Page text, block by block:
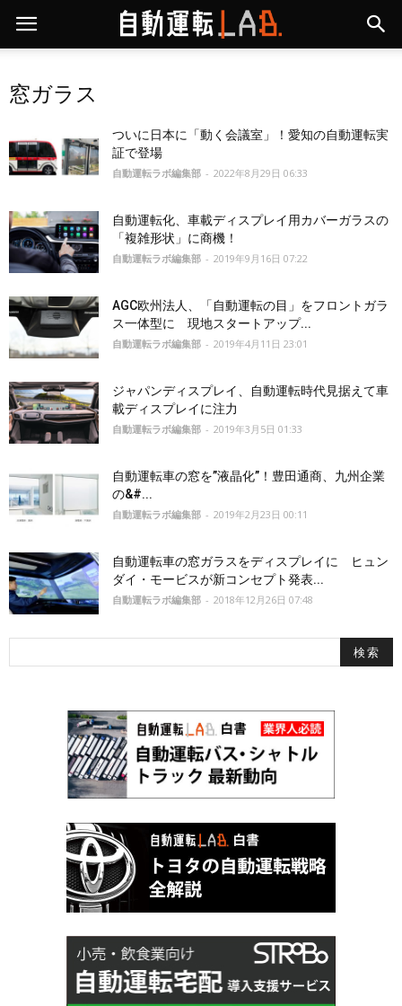
窓ガラス
ついに日本に「動く会議室」！愛知の自動運転実
証で登場
自動運転ラボ編集部 - 2022年8月29日 06:33
自動運転化、車載ディスプレイ用カバーガラスの
「複雑形状」に商機！
自動運転ラボ編集部 - 2019年9月16日 07:22
AGC欧州法人、「自動運転の目」をフロントガラ
ス一体型に 現地スタートアップ...
自動運転ラボ編集部 - 2019年4月11日 23:01
ジャパンディスプレイ、自動運転時代見据えて車
載ディスプレイに注力
自動運転ラボ編集部 - 2019年3月5日 01:33
自動運転車の窓を”液晶化”！豊田通商、九州企業
の&#...
自動運転ラボ編集部 - 2019年2月23日 00:11
自動運転車の窓ガラスをディスプレイに ヒュン
ダイ・モービスが新コンセプト発表...
自動運転ラボ編集部 - 2018年12月26日 07:48